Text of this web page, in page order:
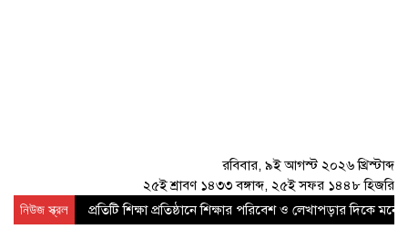
রবিবার, ৯ই আগস্ট ২০২৬ খ্রিস্টাব্দ
২৫ই শ্রাবণ ১৪৩৩ বঙ্গাব্দ, ২৫ই সফর ১৪৪৮ হিজরি
নিউজ স্ক্রল প্রতিটি শিক্ষা প্রতিষ্ঠানে শিক্ষার পরিবেশ ও লেখাপড়ার দিকে